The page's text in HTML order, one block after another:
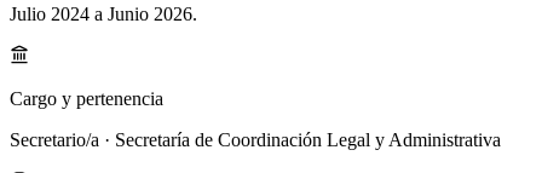
Julio 2024 a Junio 2026.
Cargo y pertenencia
Secretario/a · Secretaría de Coordinación Legal y Administrativa